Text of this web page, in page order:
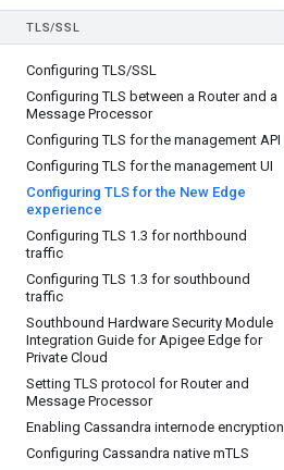
TLS/SSL
Configuring TLS/SSL
Configuring TLS between a Router and a
Message Processor
Configuring TLS for the management API
Configuring TLS for the management UI
Configuring TLS for the New Edge
experience
Configuring TLS 1 .3 for northbound
traffic
Configuring TLS 1 .3 for southbound
traffic
Southbound Hardware Security Module
Integration Guide for Apigee Edge for
Private Cloud
Setting TLS protocol for Router and
Message Processor
Enabling Cassandra internode encryption
Configuring Cassandra native mTLS